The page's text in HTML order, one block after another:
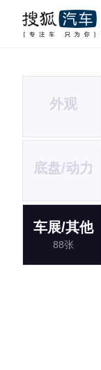
外观
底盘/动力
车展/其他
88张